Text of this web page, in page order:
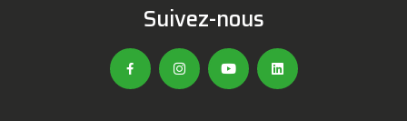
Suivez-nous